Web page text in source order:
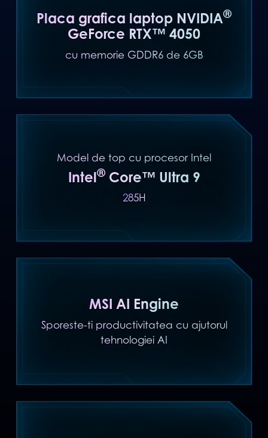
Placa grafica laptop NVIDIA®
GeForce RTX™ 4050
cu memorie GDDR6 de 6GB
Model de top cu procesor Intel
Intel®Core™ Ultra 9
285H
MSI AI Engine
Sporeste-ti productivitatea cu ajutorul
tehnologiei AI